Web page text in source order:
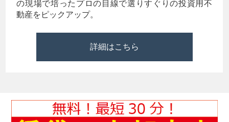
の現場で培ったプロの目線で選りすぐりの投資用不
動産をピックアップ。
詳細はこちら